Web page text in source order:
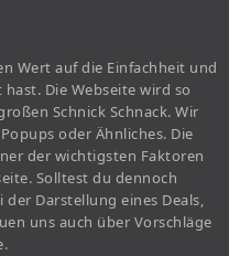
Wert auf die Einfachheit und
Die Webseite wird so
Schnick Schnack. Wir
oder Ähnliches. Die
der wichtigsten Faktoren
Solltest du dennoch
Darstellung eines Deals,
uns auch über Vorschläge